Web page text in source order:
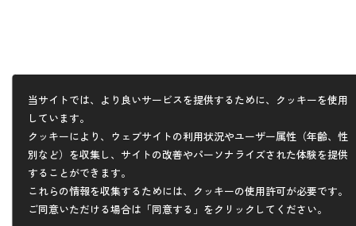
当サイトでは、より良いサービスを提供するために、クッキーを使用
しています。
クッキーにより、ウェブサイトの利用状況やユーザー属性（年齢、性
別など）を収集し、サイトの改善やパーソナライズされた体験を提供
することができます。
これらの情報を収集するためには、クッキーの使用許可が必要です。
ご同意いただける場合は「同意する」をクリックしてください。